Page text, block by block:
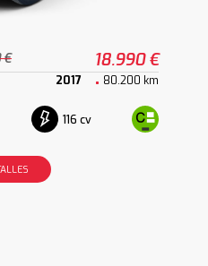
€ 18.990 €
2017 80.200 km
116 cv